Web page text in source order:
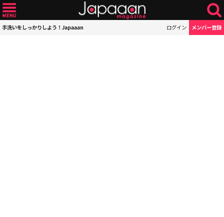
手洗いをしっかりしよう！Japaaan ログイン メンバー登録